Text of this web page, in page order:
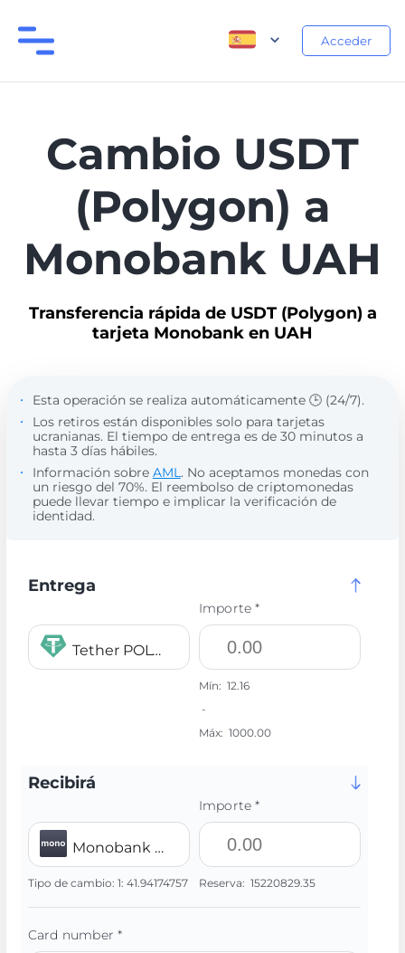
Acceder
Cambio USDT
(Polygon) a
Monobank UAH
Transferencia rápida de USDT (Polygon) a
tarjeta Monobank en UAH
Esta operación se realiza automáticamente 🕒 (24/7).
Los retiros están disponibles solo para tarjetas
ucranianas. El tiempo de entrega es de 30 minutos a
hasta 3 días hábiles.
Información sobre AML. No aceptamos monedas con
un riesgo del 70%. El reembolso de criptomonedas
puede llevar tiempo e implicar la verificación de
identidad.
Entrega
Tether POLYGON USDT
Importe *
Mín: 12.16
-
Máx: 1000.00
Recibirá
Monobank UAH
Tipo de cambio: 1: 41.94174757
Importe *
Reserva: 15220829.35
Card number *